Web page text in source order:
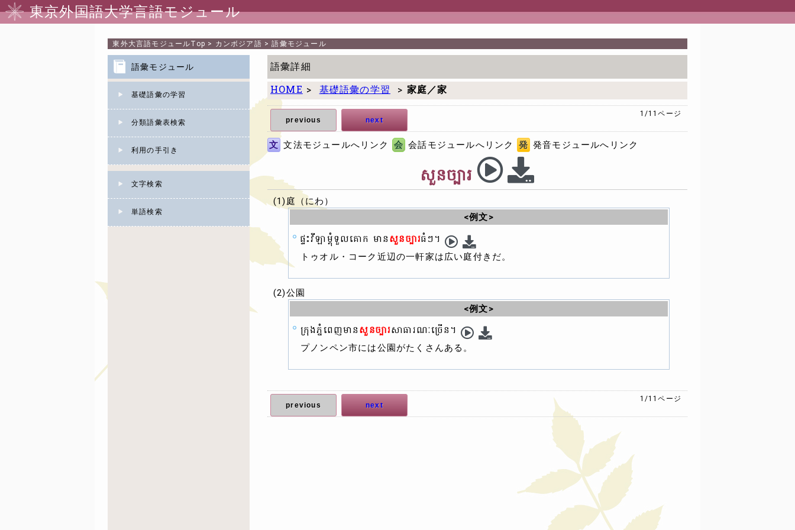
東京外国語大学言語モジュール
東外大言語モジュールTop > カンボジア語 >語彙モジュール
語彙モジュール
基礎語彙の学習
分類語彙表検索
利用の手引き
文字検索
単語検索
語彙詳細
HOME> 基礎語彙の学習 > 家庭／家
previous next
1/11ページ
文 文法モジュールへリンク 会 会話モジュールへリンク 発 発音モジュールへリンク
សួនច្បារ
(1)庭（にわ）
<例文>
ផ្ទះវីឡាម្តុំទួលគោក មានសួនច្បារធំៗ។
トゥオル・コーク近辺の一軒家は広い庭付きだ。
(2)公園
<例文>
ក្រុងភ្នំពេញមានសួនច្បារសាធារណៈច្រើន។
プノンペン市には公園がたくさんある。
previous next
1/11ページ